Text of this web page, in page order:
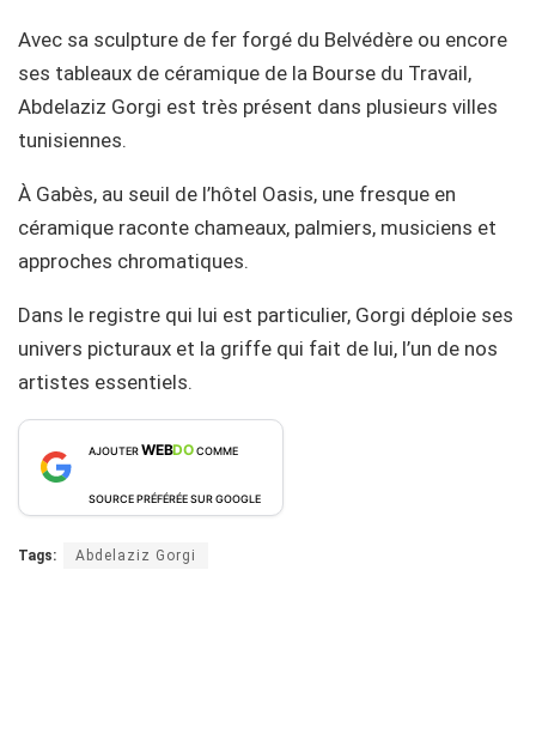
Avec sa sculpture de fer forgé du Belvédère ou encore
ses tableaux de céramique de la Bourse du Travail,
Abdelaziz Gorgi est très présent dans plusieurs villes
tunisiennes.
À Gabès, au seuil de l’hôtel Oasis, une fresque en
céramique raconte chameaux, palmiers, musiciens et
approches chromatiques.
Dans le registre qui lui est particulier, Gorgi déploie ses
univers picturaux et la griffe qui fait de lui, l’un de nos
artistes essentiels.
AJOUTERWEBDOCOMME
SOURCE PRÉFÉRÉE SUR GOOGLE
Tags: Abdelaziz Gorgi